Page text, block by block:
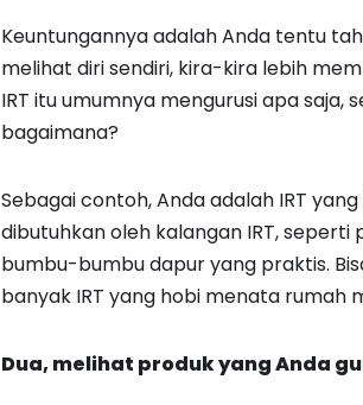
Keuntungannya adalah Anda tentu
melihat diri sendiri, kira-kira lebih
IRT itu umumnya mengurusi apa
bagaimana?
Sebagai contoh, Anda adalah IRT
dibutuhkan oleh kalangan IRT,
bumbu-bumbu dapur yang praktis.
banyak IRT yang hobi menata rumah
Dua, melihat produk yang Anda